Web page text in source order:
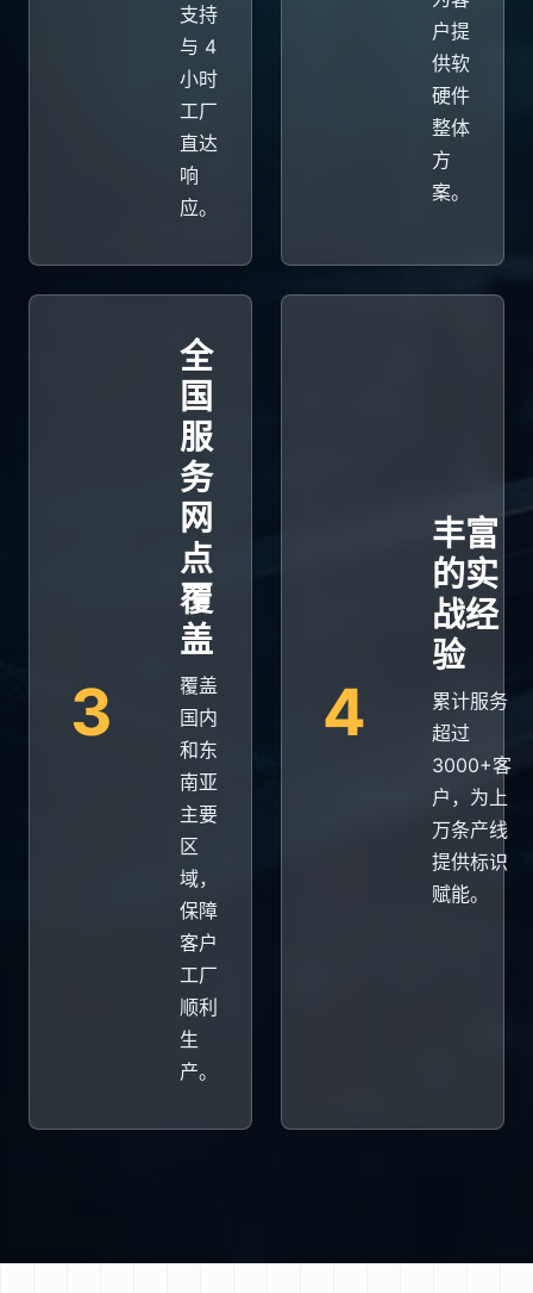
支持
与 4
小时
工厂
直达
响
应。
户提
供软
硬件
整体
方
案。
3
全
国
服
务
网
点
覆
盖
覆盖
国内
和东
南亚
主要
区
域，
保障
客户
工厂
顺利
生
产。
4
丰富
的实
战经
验
累计服务
超过
3000+客
户，为上
万条产线
提供标识
赋能。